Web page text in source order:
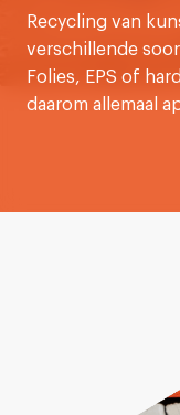
Recycling van
verschillende
Folies, EPS of
daarom allemaal